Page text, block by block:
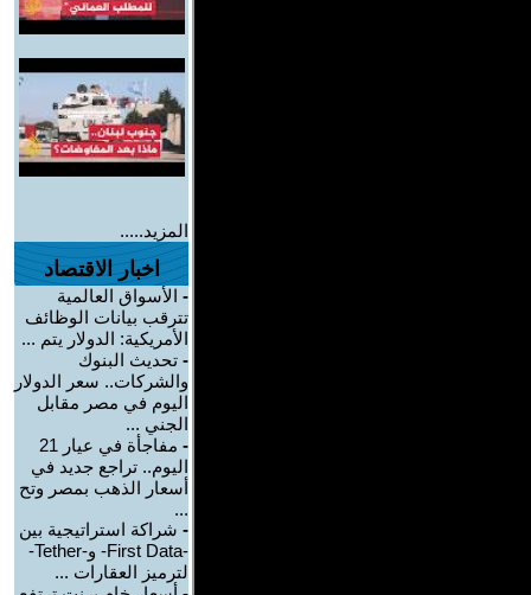
المزيد.....
اخبار الاقتصاد
- الأسواق العالمية
تترقب بيانات الوظائف
الأمريكية: الدولار يتم ...
- تحديث البنوك
والشركات.. سعر الدولار
اليوم في مصر مقابل
الجني ...
-
مفاجأة في عيار 21
اليوم.. تراجع جديد في
أسعار الذهب بمصر وتح
...
- شراكة استراتيجية بين
-First Data- و-Tether-
لترميز العقارات ...